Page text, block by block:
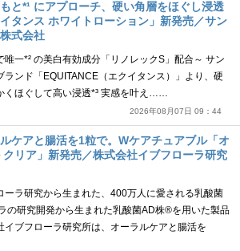
と*¹ にアプローチ、硬い角層をほぐし浸透
イタンス ホワイトローション」新発売／サン
式会社
唯一*² の美白有効成分「リノレックS」配合～ サン
ランド「EQUITANCE（エクイタンス）」より、硬
くほぐして高い浸透*³ 実感を叶え……
2026年08月07日 09：44
ケアと腸活を1粒で。Wケアチュアブル「オ
クリア」新発売／株式会社イブフローラ研究
ーラ研究から生まれた、400万人に愛される乳酸菌
の研究開発から生まれた乳酸菌AD株®を用いた製品
イブフローラ研究所は、オーラルケアと腸活を